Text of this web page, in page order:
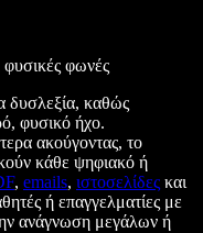
φωνές
δυσλεξία, καθώς
φυσικό ήχο.
ακούγοντας, το
κάθε ψηφιακό ή
, emails, ιστοσελίδες και
ή επαγγελματίες με
ανάγνωση μεγάλων ή